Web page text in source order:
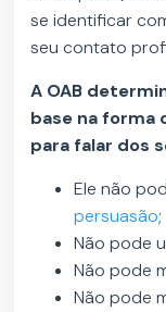
se identificar
seu contato
A OAB
base na forma
para falar dos
Ele não
persuasão;
Não pode
Não pode
Não pode